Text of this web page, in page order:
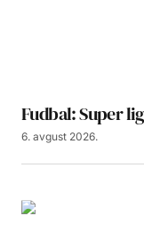
Fudbal: Super
6. avgust 2026.